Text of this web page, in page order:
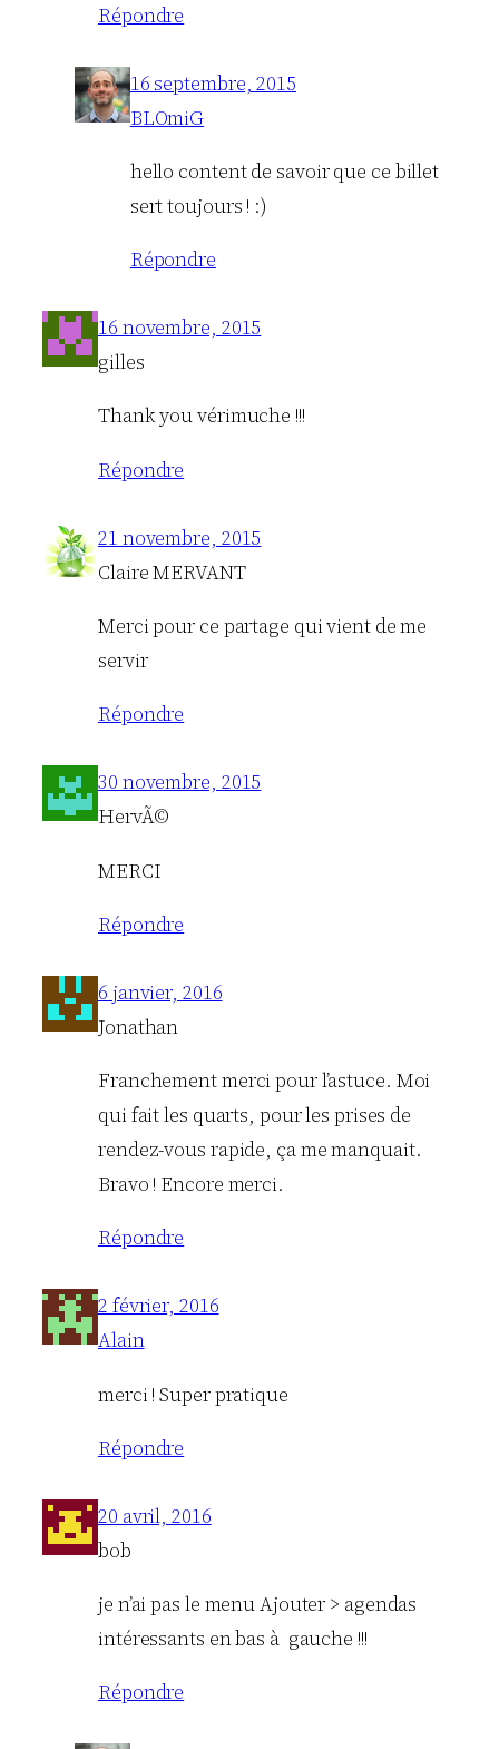
Répondre
16 septembre, 2015
BLOmiG
hello content de savoir que ce billet
sert toujours ! :)
Répondre
16 novembre, 2015
gilles
Thank you vérimuche !!!
Répondre
21 novembre, 2015
Claire MERVANT
Merci pour ce partage qui vient de me
servir
Répondre
30 novembre, 2015
HervÃ©
MERCI
Répondre
6 janvier, 2016
Jonathan
Franchement merci pour l’astuce. Moi
qui fait les quarts, pour les prises de
rendez-vous rapide, ça me manquait.
Bravo ! Encore merci.
Répondre
2 février, 2016
Alain
merci ! Super pratique
Répondre
20 avril, 2016
bob
je n’ai pas le menu Ajouter > agendas
intéressants en bas à gauche !!!
Répondre